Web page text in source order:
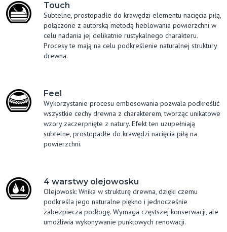
Touch
Subtelne, prostopadłe do krawędzi elementu nacięcia piłą,
połączone z autorską metodą heblowania powierzchni w
celu nadania jej delikatnie rustykalnego charakteru.
Procesy te mają na celu podkreślenie naturalnej struktury
drewna.
Feel
Wykorzystanie procesu embosowania pozwala podkreślić
wszystkie cechy drewna z charakterem, tworząc unikatowe
wzory zaczerpnięte z natury. Efekt ten uzupełniają
subtelne, prostopadłe do krawędzi nacięcia piłą na
powierzchni.
4 warstwy olejowosku
Olejowosk: Wnika w strukturę drewna, dzięki czemu
podkreśla jego naturalne piękno i jednocześnie
zabezpiecza podłogę. Wymaga częstszej konserwacji, ale
umożliwia wykonywanie punktowych renowacji.